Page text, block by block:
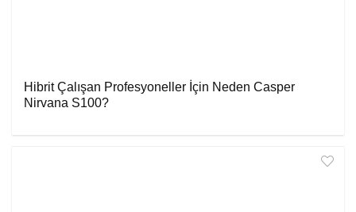
Hibrit Çalışan Profesyoneller İçin Neden Casper
Nirvana S100?